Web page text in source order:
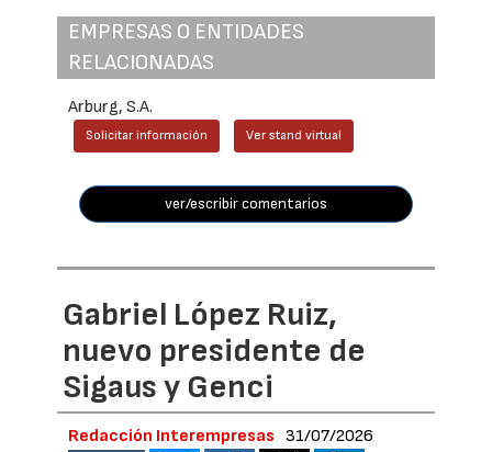
EMPRESAS O ENTIDADES
RELACIONADAS
Arburg, S.A.
Solicitar información Ver stand virtual
ver/escribir comentarios
Gabriel López Ruiz,
nuevo presidente de
Sigaus y Genci
Redacción Interempresas 31/07/2026